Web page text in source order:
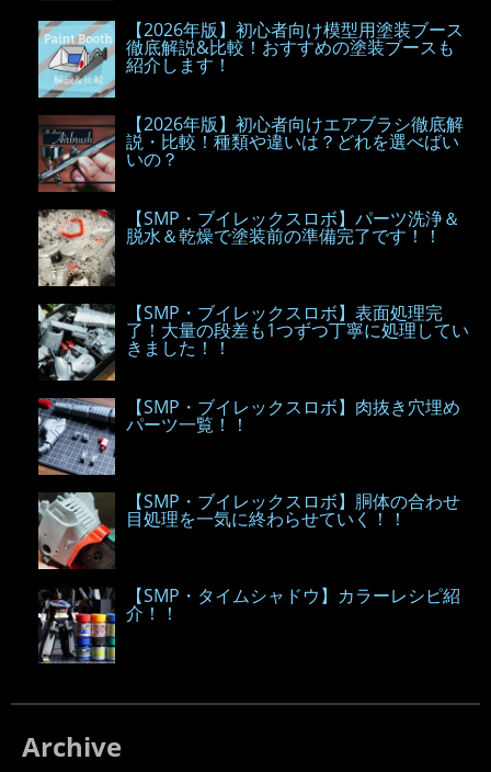
【2026年版】初心者向け模型用塗装ブース
徹底解説&比較！おすすめの塗装ブースも
紹介します！
【2026年版】初心者向けエアブラシ徹底解
説・比較！種類や違いは？どれを選べばい
いの？
【SMP・ブイレックスロボ】パーツ洗浄＆
脱水＆乾燥で塗装前の準備完了です！！
【SMP・ブイレックスロボ】表面処理完
了！大量の段差も1つずつ丁寧に処理してい
きました！！
【SMP・ブイレックスロボ】肉抜き穴埋め
パーツ一覧！！
【SMP・ブイレックスロボ】胴体の合わせ
目処理を一気に終わらせていく！！
【SMP・タイムシャドウ】カラーレシピ紹
介！！
Archive